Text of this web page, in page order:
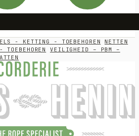
- KETTING - TOEBEHOREN
NETTEN
VEILIGHEID – PBM –